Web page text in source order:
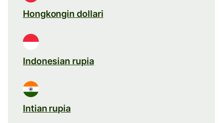
Hongkongin dollari
Indonesian rupia
Intian rupia